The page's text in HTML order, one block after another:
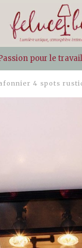
pour le
4 spots